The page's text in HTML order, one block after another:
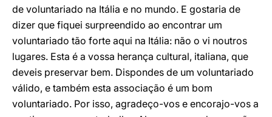
de voluntariado na Itália e no mundo. E gostaria de
dizer que fiquei surpreendido ao encontrar um
voluntariado tão forte aqui na Itália: não o vi noutros
lugares. Esta é a vossa herança cultural, italiana, que
deveis preservar bem. Dispondes de um voluntariado
válido, e também esta associação é um bom
voluntariado. Por isso, agradeço-vos e encorajo-vos a